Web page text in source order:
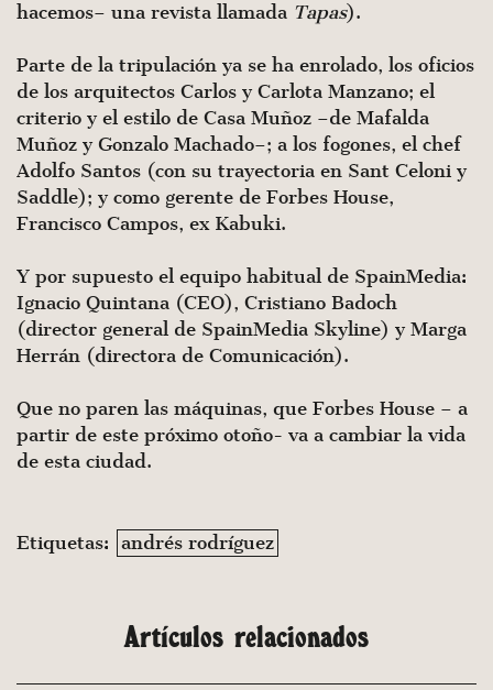
hacemos– una revista llamada Tapas).
Parte de la tripulación ya se ha enrolado, los oficios
de los arquitectos Carlos y Carlota Manzano; el
criterio y el estilo de Casa Muñoz –de Mafalda
Muñoz y Gonzalo Machado–; a los fogones, el chef
Adolfo Santos (con su trayectoria en Sant Celoni y
Saddle); y como gerente de Forbes House,
Francisco Campos, ex Kabuki.
Y por supuesto el equipo habitual de SpainMedia:
Ignacio Quintana (CEO), Cristiano Badoch
(director general de SpainMedia Skyline) y Marga
Herrán (directora de Comunicación).
Que no paren las máquinas, que Forbes House – a
partir de este próximo otoño- va a cambiar la vida
de esta ciudad.
Etiquetas: andrés rodríguez
Artículos relacionados